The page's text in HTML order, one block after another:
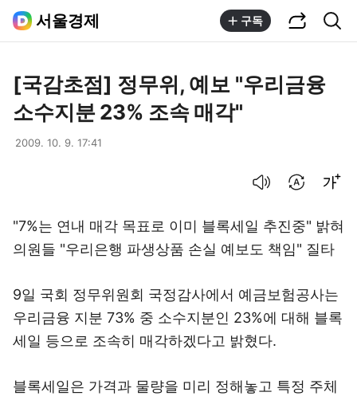
서울경제 구독
[국감초점] 정무위, 예보 "우리금융
소수지분 23% 조속 매각"
2009. 10. 9. 17:41
"7%는 연내 매각 목표로 이미 블록세일 추진중" 밝혀
의원들 "우리은행 파생상품 손실 예보도 책임" 질타
9일 국회 정무위원회 국정감사에서 예금보험공사는
우리금융 지분 73% 중 소수지분인 23%에 대해 블록
세일 등으로 조속히 매각하겠다고 밝혔다.
블록세일은 가격과 물량을 미리 정해놓고 특정 주체